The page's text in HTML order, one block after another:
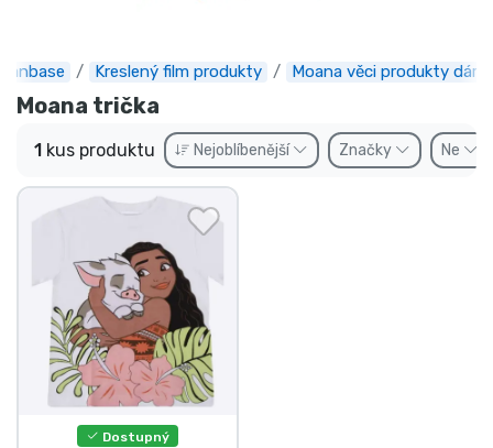
Fanbase Kreslený film produkty Moana věci produkty dárky
Moana trička
1 kus produktu Nejoblíbenější Značky Ne
Dostupný
Expresní doručení
Předobjednat
Outlet produkty
Doprava a platba
Seriálové věci
Filmové věci
Úžasné věci